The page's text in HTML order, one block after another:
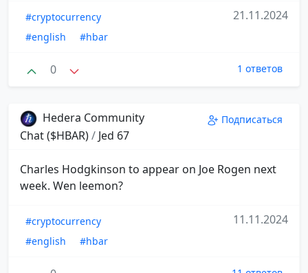
#cryptocurrency
#english
#hbar
21.11.2024
0 1 ответов
Hedera Community
Chat ($HBAR)/ Jed 67
Подписаться
Charles Hodgkinson to appear on Joe Rogen next
week. Wen leemon?
#cryptocurrency
#english
#hbar
11.11.2024